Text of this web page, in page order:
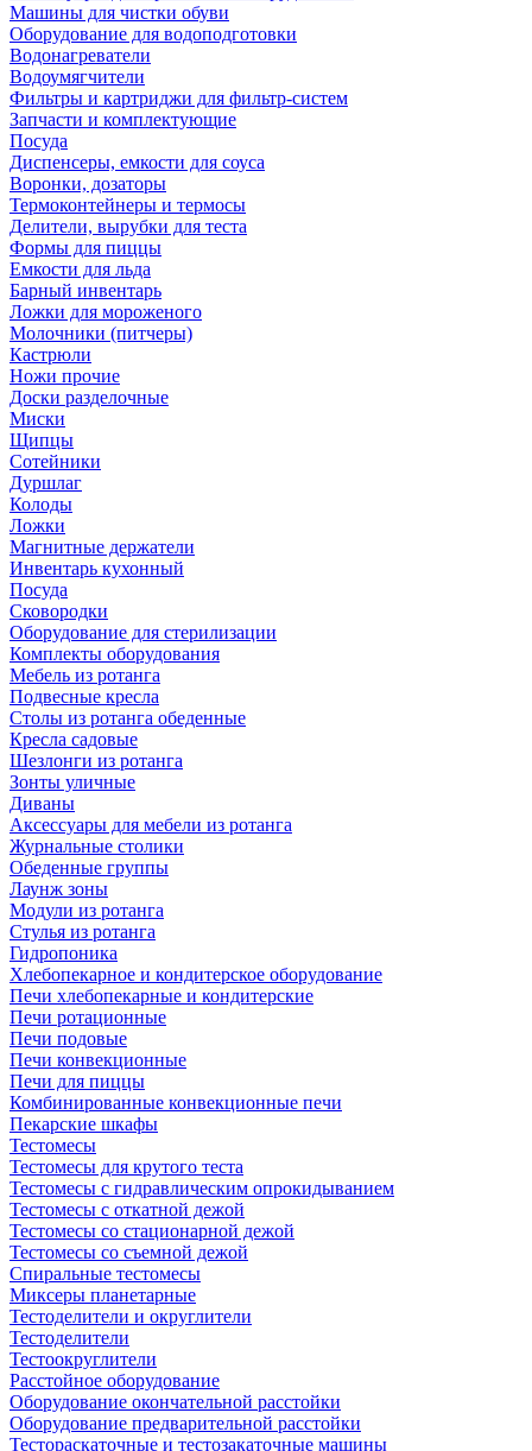
Машины для чистки обуви
Оборудование для водоподготовки
Водонагреватели
Водоумягчители
Фильтры и картриджи для фильтр-систем
Запчасти и комплектующие
Посуда
Диспенсеры, емкости для соуса
Воронки, дозаторы
Термоконтейнеры и термосы
Делители, вырубки для теста
Формы для пиццы
Емкости для льда
Барный инвентарь
Ложки для мороженого
Молочники (питчеры)
Кастрюли
Ножи прочие
Доски разделочные
Миски
Щипцы
Сотейники
Дуршлаг
Колоды
Ложки
Магнитные держатели
Инвентарь кухонный
Посуда
Сковородки
Оборудование для стерилизации
Комплекты оборудования
Мебель из ротанга
Подвесные кресла
Столы из ротанга обеденные
Кресла садовые
Шезлонги из ротанга
Зонты уличные
Диваны
Аксессуары для мебели из ротанга
Журнальные столики
Обеденные группы
Лаунж зоны
Модули из ротанга
Стулья из ротанга
Гидропоника
Хлебопекарное и кондитерское оборудование
Печи хлебопекарные и кондитерские
Печи ротационные
Печи подовые
Печи конвекционные
Печи для пиццы
Комбинированные конвекционные печи
Пекарские шкафы
Тестомесы
Тестомесы для крутого теста
Тестомесы с гидравлическим опрокидыванием
Тестомесы с откатной дежой
Тестомесы со стационарной дежой
Тестомесы со съемной дежой
Спиральные тестомесы
Миксеры планетарные
Тестоделители и округлители
Тестоделители
Тестоокруглители
Расстойное оборудование
Оборудование окончательной расстойки
Оборудование предварительной расстойки
Тестораскаточные и тестозакаточные машины